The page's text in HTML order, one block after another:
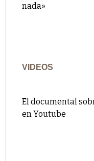
nada»
VIDEOS
El documental
en Youtube